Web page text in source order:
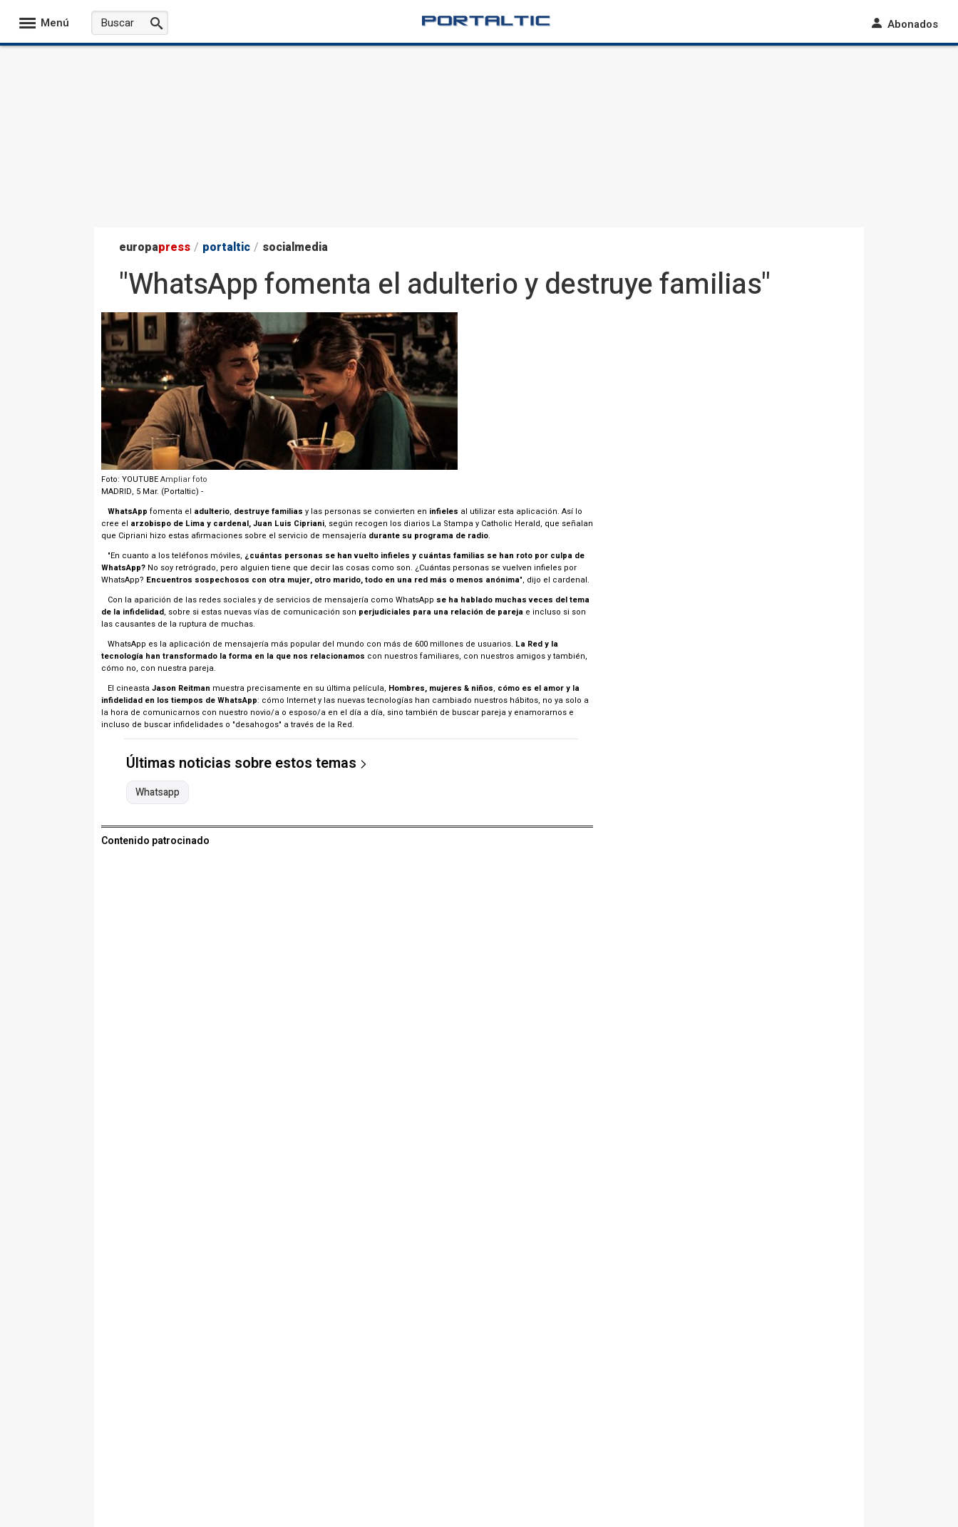
Menú Abonados
europapress / portaltic / socialmedia
"WhatsApp fomenta el adulterio y destruye familias"
Foto: YOUTUBEAmpliar foto
MADRID, 5 Mar. (Portaltic) -
WhatsApp fomenta el adulterio, destruye familias y las personas se convierten en infieles al utilizar esta aplicación. Así lo
cree el arzobispo de Lima y cardenal, Juan Luis Cipriani, según recogen los diarios La Stampa y Catholic Herald, que señalan
que Cipriani hizo estas afirmaciones sobre el servicio de mensajería durante su programa de radio.
"En cuanto a los teléfonos móviles, ¿cuántas personas se han vuelto infieles y cuántas familias se han roto por culpa de
WhatsApp? No soy retrógrado, pero alguien tiene que decir las cosas como son. ¿Cuántas personas se vuelven infieles por
WhatsApp? Encuentros sospechosos con otra mujer, otro marido, todo en una red más o menos anónima", dijo el cardenal.
Con la aparición de las redes sociales y de servicios de mensajería como WhatsApp se ha hablado muchas veces del tema
de la infidelidad, sobre si estas nuevas vías de comunicación son perjudiciales para una relación de pareja e incluso si son
las causantes de la ruptura de muchas.
WhatsApp es la aplicación de mensajería más popular del mundo con más de 600 millones de usuarios. La Red y la
tecnología han transformado la forma en la que nos relacionamos con nuestros familiares, con nuestros amigos y también,
cómo no, con nuestra pareja.
El cineastaJason Reitman muestra precisamente en su última película, Hombres, mujeres & niños, cómo es el amor y la
infidelidad en los tiempos de WhatsApp: cómo Internet y las nuevas tecnologías han cambiado nuestros hábitos, no ya solo a
la hora de comunicarnos con nuestro novio/a o esposo/a en el día a día, sino también de buscar pareja y enamorarnos e
incluso de buscar infidelidades o "desahogos" a través de la Red.
Últimas noticias sobre estos temas
Whatsapp
Contenido patrocinado